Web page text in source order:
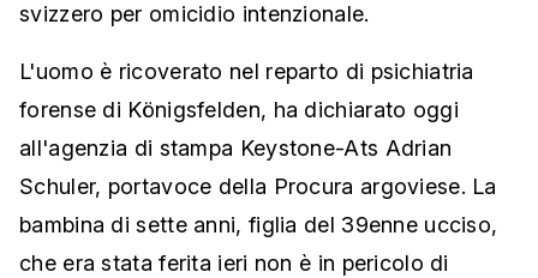
svizzero per omicidio intenzionale.
L'uomo è ricoverato nel reparto di psichiatria
forense di Königsfelden, ha dichiarato oggi
all'agenzia di stampa Keystone-Ats Adrian
Schuler, portavoce della Procura argoviese. La
bambina di sette anni, figlia del 39enne ucciso,
che era stata ferita ieri non è in pericolo di